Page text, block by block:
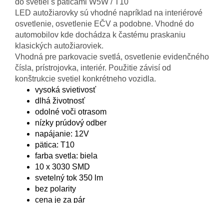
do svetiel s päticami W5W / T10
LED autožiarovky sú vhodné napríklad na interiérové
osvetlenie, osvetlenie EČV a podobne. Vhodné do
automobilov kde dochádza k častému praskaniu
klasických autožiaroviek.
Vhodná pre parkovacie svetlá, osvetlenie evidenčného
čísla, prístrojovka, interiér. Použitie závisí od
konštrukcie svetiel konkrétneho vozidla.
vysoká svietivosť
dlhá životnosť
odolné voči otrasom
nízky prúdový odber
napájanie: 12V
pätica: T10
farba svetla: biela
10 x 3030 SMD
svetelný tok 350 lm
bez polarity
cena je za pár